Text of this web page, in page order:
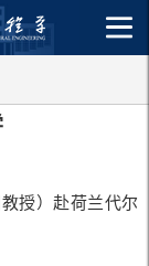
授）赴荷兰代尔